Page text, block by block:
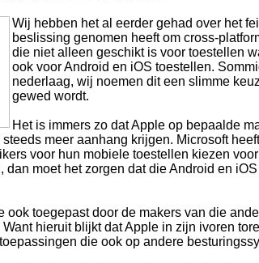
Wij hebben het al eerder gehad over het
beslissing genomen heeft om cross-
die niet alleen geschikt is voor toestellen
ook voor Android en iOS toestellen.
nederlaag, wij noemen dit een slimme
gewed wordt.
Het is immers zo dat Apple op bepaalde
meer aanhang krijgen. Microsoft
voor hun mobiele toestellen kiezen
moet het zorgen dat die Android en
ook toegepast door de makers van die
hieruit blijkt dat Apple in zijn ivoren
die ook op andere